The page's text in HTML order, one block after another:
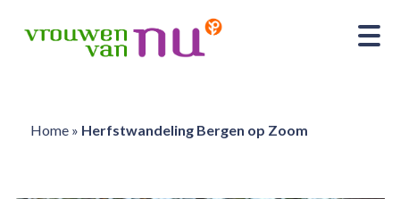
Home» Herfstwandeling Bergen op Zoom